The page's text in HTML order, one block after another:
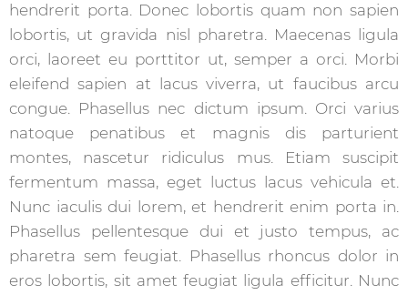
hendrerit porta. Donec lobortis quam non sapien
lobortis, ut gravida nisl pharetra. Maecenas ligula
orci, laoreet eu porttitor ut, semper a orci. Morbi
eleifend sapien at lacus viverra, ut faucibus arcu
congue. Phasellus nec dictum ipsum. Orci varius
natoque penatibus et magnis dis parturient
montes, nascetur ridiculus mus. Etiam suscipit
fermentum massa, eget luctus lacus vehicula et.
Nunc iaculis dui lorem, et hendrerit enim porta in.
Phasellus pellentesque dui et justo tempus, ac
pharetra sem feugiat. Phasellus rhoncus dolor in
eros lobortis, sit amet feugiat ligula efficitur. Nunc